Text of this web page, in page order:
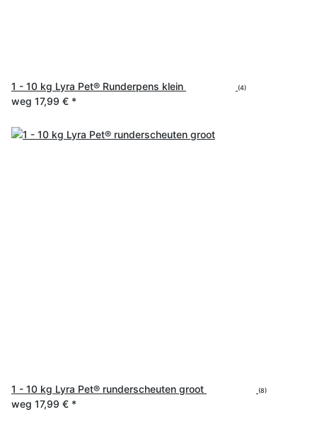
1 - 10 kg Lyra Pet® Runderpens klein (4)
weg 17,99 € *
1 - 10 kg Lyra Pet® runderscheuten groot (8)
weg 17,99 € *